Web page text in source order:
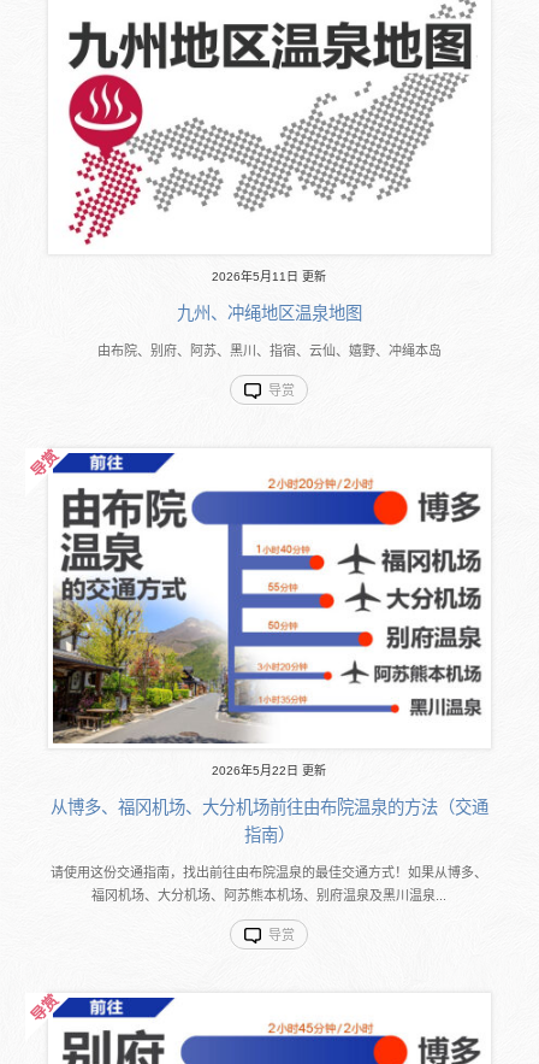
2026年5月11日 更新
九州、冲绳地区温泉地图
由布院、别府、阿苏、黑川、指宿、云仙、嬉野、冲绳本岛
导赏
2026年5月22日 更新
从博多、福冈机场、大分机场前往由布院温泉的方法（交通
指南）
请使用这份交通指南，找出前往由布院温泉的最佳交通方式！如果从博多、
福冈机场、大分机场、阿苏熊本机场、别府温泉及黑川温泉...
导赏